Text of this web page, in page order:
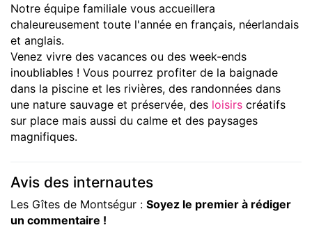
Notre équipe familiale vous accueillera
chaleureusement toute l'année en français, néerlandais
et anglais.
Venez vivre des vacances ou des week-ends
inoubliables ! Vous pourrez profiter de la baignade
dans la piscine et les rivières, des randonnées dans
une nature sauvage et préservée, des loisirs créatifs
sur place mais aussi du calme et des paysages
magnifiques.
Avis des internautes
Les Gîtes de Montségur : Soyez le premier à rédiger
un commentaire !